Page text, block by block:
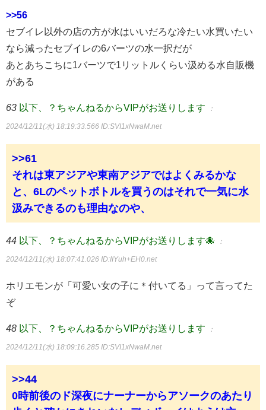
>>56
セブイレ以外の店の方が水はいいだろな冷たい水買いたい
なら減ったセブイレの6バーツの水一択だが
あとあちこちに1バーツで1リットルくらい汲める水自販機
がある
63 以下、？ちゃんねるからVIPがお送りします ：
2024/12/11(水) 18:19:33.566 ID:SVI1xNwaM.net
>>61
それは東アジアや東南アジアではよくみるかな
と、6Lのペットボトルを買うのはそれで一気に水
汲みできるのも理由なのや、
44 以下、？ちゃんねるからVIPがお送りします🐙 ：
2024/12/11(水) 18:07:41.026 ID:IIYuh+EH0.net
ホリエモンが「可愛い女の子に＊付いてる」って言ってた
ぞ
48 以下、？ちゃんねるからVIPがお送りします ：
2024/12/11(水) 18:09:16.285 ID:SVI1xNwaM.net
>>44
0時前後のド深夜にナーナーからアソークのあたり